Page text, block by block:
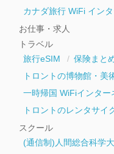
カナダ旅行 WiFi イン
お仕事・求人
トラベル
旅行eSIM
保険まと
トロントの博物館・美
一時帰国 WiFiインター
トロントのレンタサイ
スクール
(通信制)人間総合科学